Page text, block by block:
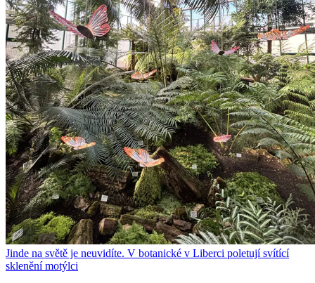
Jinde na světě je neuvidíte. V botanické v Liberci poletují svítící
sklenění motýlci